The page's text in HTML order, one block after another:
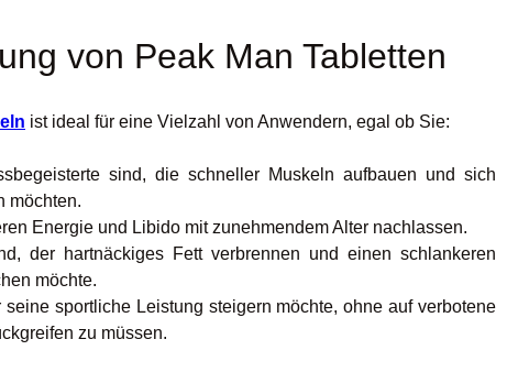
von Peak Man Tabletten
ist ideal für eine Vielzahl von Anwendern, egal ob Sie:
sind, die schneller Muskeln aufbauen und sich
möchten.
deren Energie und Libido mit zunehmendem Alter nachlassen.
der hartnäckiges Fett verbrennen und einen schlankeren
möchte.
der seine sportliche Leistung steigern möchte, ohne auf verbotene
zu müssen.